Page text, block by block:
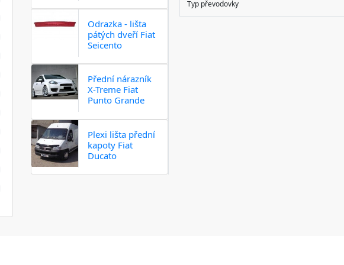
Odrazka - lišta
pátých dveří Fiat
Seicento
Přední nárazník
X-Treme Fiat
Punto Grande
Plexi lišta přední
kapoty Fiat
Ducato
Typ převodovky